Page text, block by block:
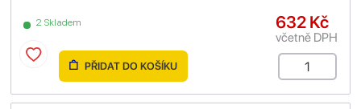
2 Skladem 632 Kč
včetně DPH
PŘIDAT DO KOŠÍKU